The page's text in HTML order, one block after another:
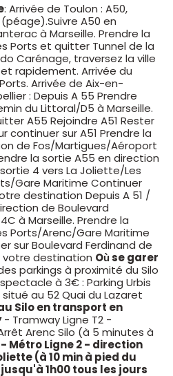
: Arrivée de Toulon : A50,
A50 en
à Marseille. Prendre la
Ports et quitter Tunnel de la
Carénage, traversez la ville
rapidement. Arrivée du
Arrivée de Aix-en-
: Depuis A 55 Prendre
du Littoral/D5 à Marseille.
A55 Rejoindre A51 Rester
continuer sur A51 Prendre la
de Fos/Martigues/Aéroport
la sortie A55 en direction
4 vers La Joliette/Les
Gare Maritime Continuer
destination Depuis A 51 /
de Boulevard
à Marseille. Prendre la
Ports/Arenc/Gare Maritime
sur Boulevard Ferdinand de
votre destination Où se garer
parkings à proximité du Silo
à 3€ : Parking Urbis
au 52 Quai du Lazaret
Silo en transport en
- Tramway Ligne T2 -
Arrêt Arenc Silo (à 5 minutes à
Métro Ligne 2 - direction
(à 10 min à pied du
1h00 tous les jours